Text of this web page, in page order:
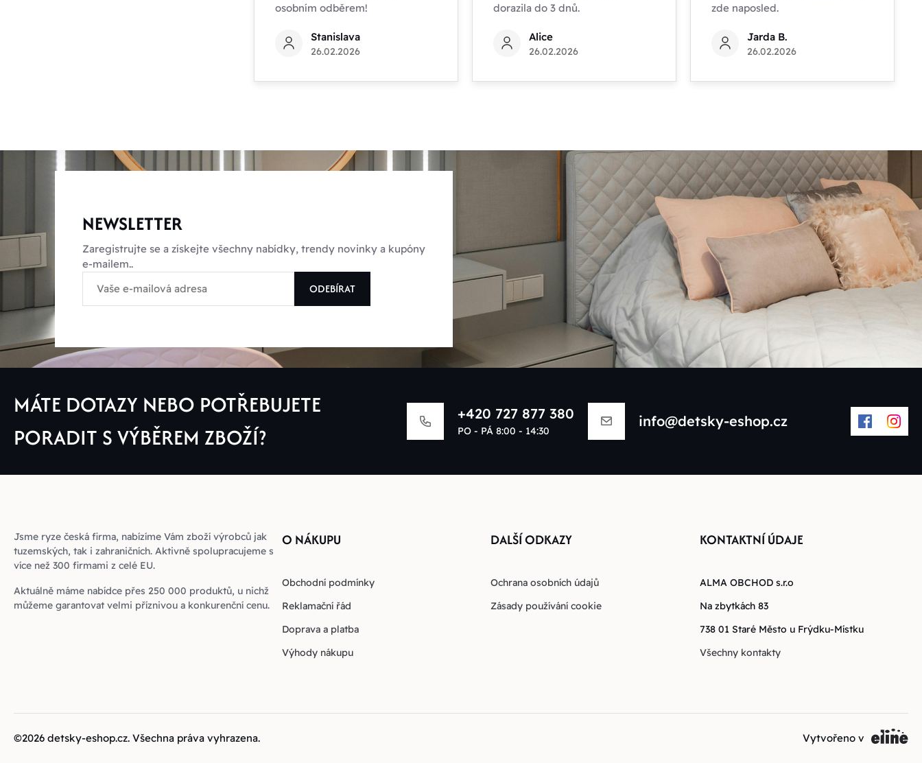
osobním odběrem!
Stanislava
26.02.2026
dorazila do 3 dnů.
Alice
26.02.2026
zde naposled.
Jarda B.
26.02.2026
NEWSLETTER
Zaregistrujte se a získejte všechny nabídky, trendy novinky a kupóny
e-mailem..
ODEBÍRAT
MÁTE DOTAZY NEBO POTŘEBUJETE
PORADIT S VÝBĚREM ZBOŽÍ?
+420 727 877 380
PO - PÁ 8:00 - 14:30
info@detsky-eshop.cz
Jsme ryze česká firma, nabízíme Vám zboží výrobců jak
tuzemských, tak i zahraničních. Aktivně spolupracujeme s
více než 300 firmami z celé EU.
Aktuálně máme nabídce přes 250 000 produktů, u nichž
můžeme garantovat velmi příznivou a konkurenční cenu.
O NÁKUPU
Obchodní podmínky
Reklamační řád
Doprava a platba
Výhody nákupu
DALŠÍ ODKAZY
Ochrana osobních údajů
Zásady používání cookie
KONTAKTNÍ ÚDAJE
ALMA OBCHOD s.r.o
Na zbytkách 83
738 01 Staré Město u Frýdku-Místku
Všechny kontakty
©2026 detsky-eshop.cz. Všechna práva vyhrazena. Vytvořeno v